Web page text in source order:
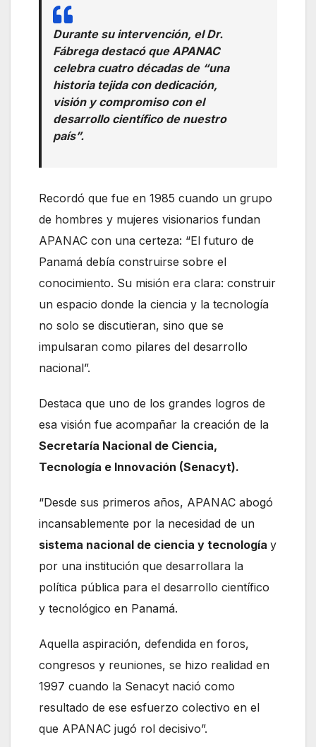
Durante su intervención, el Dr.
Fábrega destacó que APANAC
celebra cuatro décadas de “una
historia tejida con dedicación,
visión y compromiso con el
desarrollo científico de nuestro
país”.
Recordó que fue en 1985 cuando un grupo
de hombres y mujeres visionarios fundan
APANAC con una certeza: “El futuro de
Panamá debía construirse sobre el
conocimiento. Su misión era clara: construir
un espacio donde la ciencia y la tecnología
no solo se discutieran, sino que se
impulsaran como pilares del desarrollo
nacional”.
Destaca que uno de los grandes logros de
esa visión fue acompañar la creación de la
Secretaría Nacional de Ciencia,
Tecnología e Innovación (Senacyt).
“Desde sus primeros años, APANAC abogó
incansablemente por la necesidad de un
sistema nacional de ciencia y tecnología y
por una institución que desarrollara la
política pública para el desarrollo científico
y tecnológico en Panamá.
Aquella aspiración, defendida en foros,
congresos y reuniones, se hizo realidad en
1997 cuando la Senacyt nació como
resultado de ese esfuerzo colectivo en el
que APANAC jugó rol decisivo”.